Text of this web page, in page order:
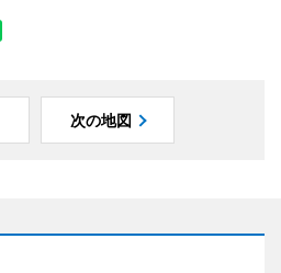
次の地図